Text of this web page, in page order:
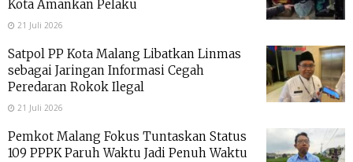
Kota Amankan Pelaku
21 Juli 2026
Satpol PP Kota Malang Libatkan Linmas
sebagai Jaringan Informasi Cegah
Peredaran Rokok Ilegal
21 Juli 2026
Pemkot Malang Fokus Tuntaskan Status
109 PPPK Paruh Waktu Jadi Penuh Waktu